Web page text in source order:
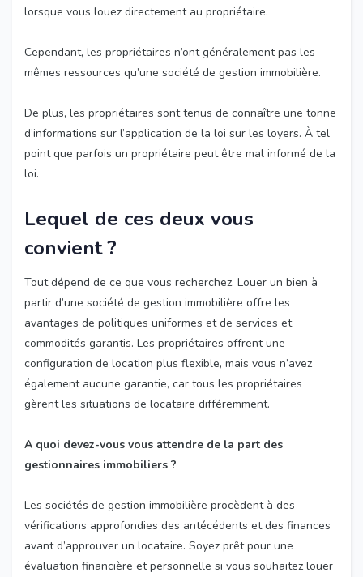
lorsque vous louez directement au propriétaire.
Cependant, les propriétaires n’ont généralement pas les
mêmes ressources qu’une société de gestion immobilière.
De plus, les propriétaires sont tenus de connaître une tonne
d’informations sur l’application de la loi sur les loyers. À tel
point que parfois un propriétaire peut être mal informé de la
loi.
Lequel de ces deux vous
convient ?
Tout dépend de ce que vous recherchez. Louer un bien à
partir d’une société de gestion immobilière offre les
avantages de politiques uniformes et de services et
commodités garantis. Les propriétaires offrent une
configuration de location plus flexible, mais vous n’avez
également aucune garantie, car tous les propriétaires
gèrent les situations de locataire différemment.
A quoi devez-vous vous attendre de la part des
gestionnaires immobiliers ?
Les sociétés de gestion immobilière procèdent à des
vérifications approfondies des antécédents et des finances
avant d’approuver un locataire. Soyez prêt pour une
évaluation financière et personnelle si vous souhaitez louer